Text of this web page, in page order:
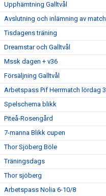
Upphämtning Galltvål
Avslutning och inlämning av
Tisdagens träning
Dreamstar och Galltvål
Mssk dagen + v36
Försäljning Galltvål
Arbetspass Pif Herrmatch lördag
Spelschema blikk
Piteå-Rosengård
7-manna Blikk cupen
Thor Sjöberg Böle
Träningsdags
Thor sjöberg
Arbetspass Nolia 6-10/8